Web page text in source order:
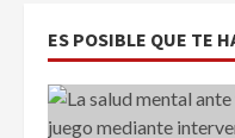
ES POSIBLE QUE TE